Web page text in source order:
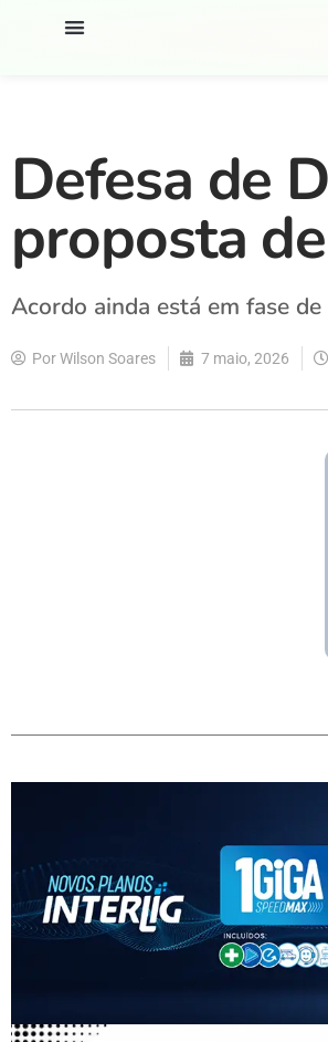
Defesa de
proposta
Acordo ainda está em fase
PorWilson Soares 7 maio, 2026